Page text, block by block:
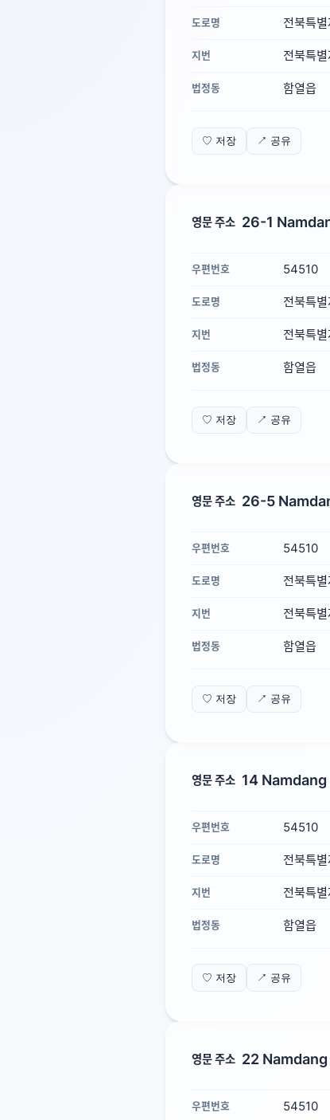
도로명 전북특
지번 전북특
법정동 함열읍
♡ 저장 ↗ 공유
영문 주소 26-1
우편번호 54510
도로명 전북특
지번 전북특
법정동 함열읍
♡ 저장 ↗ 공유
영문 주소 26-5
우편번호 54510
도로명 전북특
지번 전북특
법정동 함열읍
♡ 저장 ↗ 공유
영문 주소 14
우편번호 54510
도로명 전북특
지번 전북특
법정동 함열읍
♡ 저장 ↗ 공유
영문 주소 22
우편번호 54510